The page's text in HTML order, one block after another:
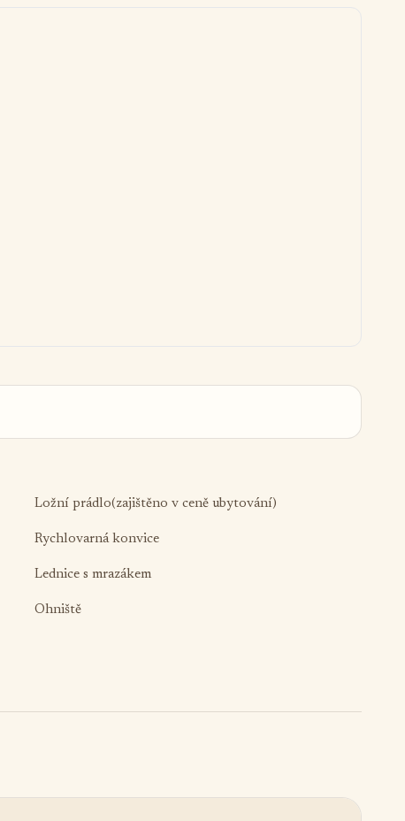
Ložní prádlo(zajištěno v ceně ubytování)
Rychlovarná konvice
Lednice s mrazákem
Ohniště